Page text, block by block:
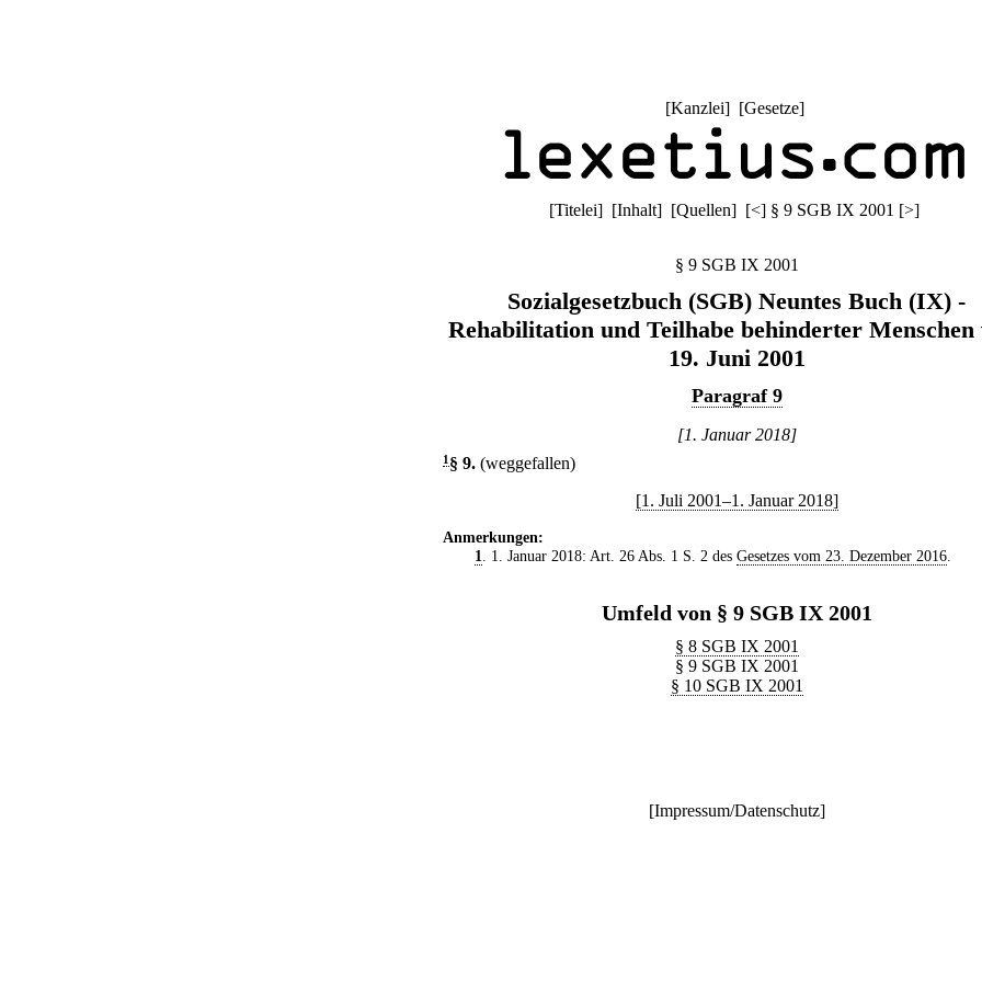
[Kanzlei] [Gesetze]
[Titelei] [Inhalt] [Quellen] [<] § 9 SGB IX 2001 [>]
§ 9 SGB IX 2001
Sozialgesetzbuch (SGB) Neuntes Buch (IX) -
Rehabilitation und Teilhabe behinderter Menschen
19. Juni 2001
Paragraf 9
[1. Januar 2018]
1 § 9. (weggefallen)
[1. Juli 2001–1. Januar 2018]
Anmerkungen:
1
. 1. Januar 2018: Art. 26 Abs. 1 S. 2 des Gesetzes vom 23. Dezember 2016.
Umfeld von § 9 SGB IX 2001
§ 8 SGB IX 2001
§ 9 SGB IX 2001
§ 10 SGB IX 2001
[Impressum/Datenschutz]